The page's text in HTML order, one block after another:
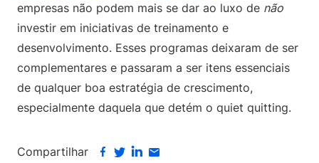
empresas não podem mais se dar ao luxo de não
investir em iniciativas de treinamento e
desenvolvimento. Esses programas deixaram de ser
complementares e passaram a ser itens essenciais
de qualquer boa estratégia de crescimento,
especialmente daquela que detém o quiet quitting.
Compartilhar